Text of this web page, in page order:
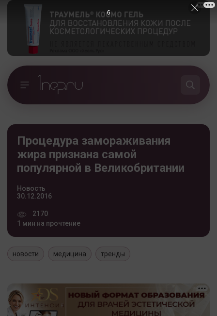
Процедура замораживания
жира признана самой
популярной в Великобритании
Новость
30.12.2016
2170
1 мин на прочтение
новости медицина тренды
5